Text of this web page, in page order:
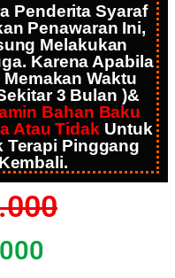
Penderita Syaraf
Penawaran Ini,
Melakukan
Karena Apabila
Waktu
3 Bulan )&
Bahan Baku
Atau Tidak Untuk
Terapi Pinggang